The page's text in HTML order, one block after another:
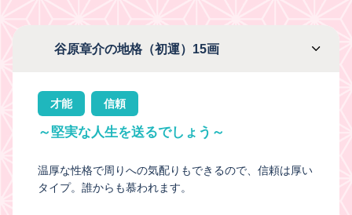
谷原章介の地格（初運）15画
才能 信頼
～堅実な人生を送るでしょう～
温厚な性格で周りへの気配りもできるので、信頼は厚い
タイプ。誰からも慕われます。